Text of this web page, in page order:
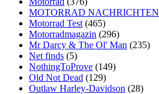
MOTORRAD NACHRICHTEN
Motorrad Test (465)
Motorradmagazin (296)
Mr Darcy & The Ol' Man (235)
Net finds (5)
NothingToProve (149)
Old Not Dead (129)
Outlaw Harley-Davidson (28)